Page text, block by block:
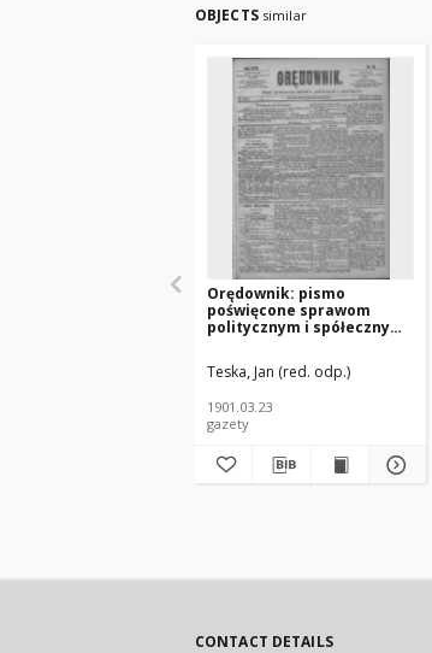
OBJECTS similar
Orędownik: pismo
poświęcone sprawom
politycznym i spółecznym
Teska, Jan (red. odp.)
1901.03.23
gazety
CONTACT DETAILS